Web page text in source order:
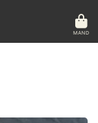
MAND